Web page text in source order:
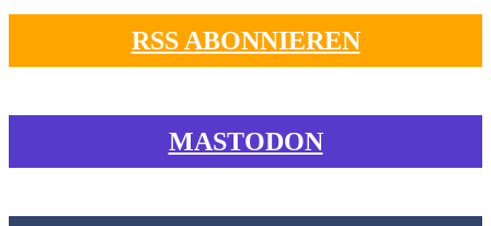
RSS ABONNIEREN
MASTODON